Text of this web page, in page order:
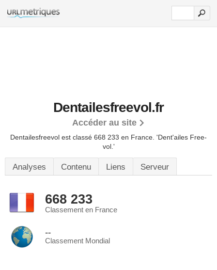
Dentailesfreevol.fr
Accéder au site
Dentailesfreevol est classé 668 233 en France. 'Dent'ailes Free-
vol.'
Analyses Contenu Liens Serveur
668 233
Classement en France
--
Classement Mondial